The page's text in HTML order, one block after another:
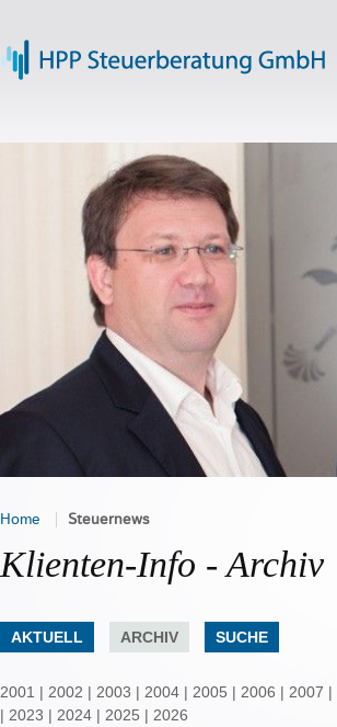
Home Steuernews
Klienten-Info - Archiv
AKTUELL ARCHIV SUCHE
2001 | 2002 | 2003 | 2004 | 2005 | 2006 | 2007 |
| 2023 | 2024 | 2025 | 2026